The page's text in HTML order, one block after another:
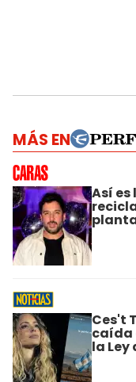
MÁS EN
Así es
Ces't
caída
la Ley